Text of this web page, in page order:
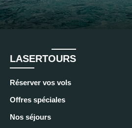
LASERTOURS
Réserver vos vols
Offres spéciales
Nos séjours